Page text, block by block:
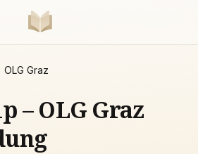
OLG Graz
– OLG Graz